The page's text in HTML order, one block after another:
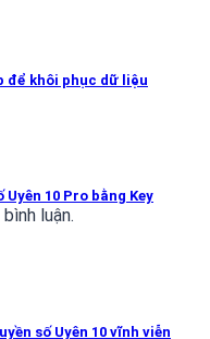
để khôi phục dữ liệu
10 Pro bằng Key
luận.
số Uyên 10 vĩnh viễn